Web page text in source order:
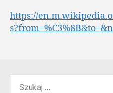
https://